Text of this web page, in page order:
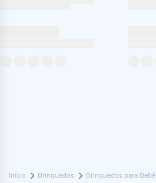
Início Brinquedos Brinquedos para Bebê